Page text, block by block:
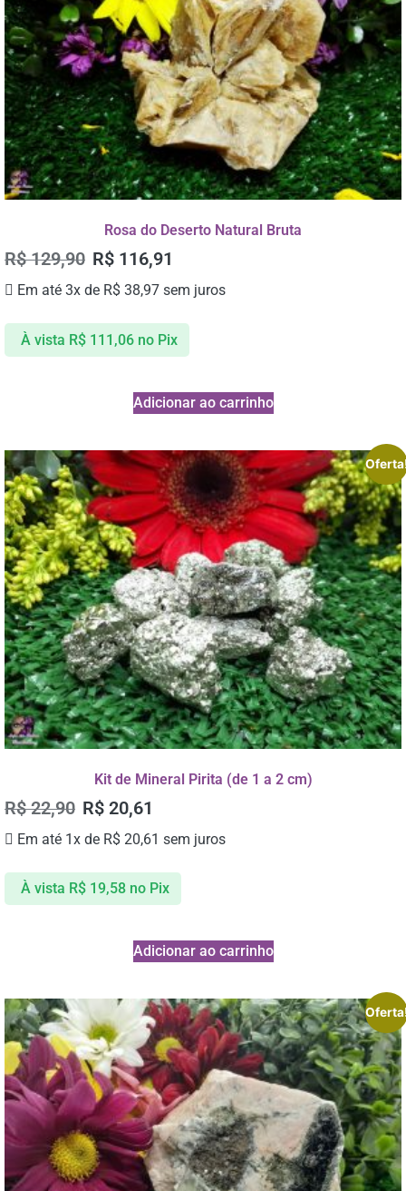
Rosa do Deserto Natural Bruta
R$129,90 R$ 116,91
Em até 3x de R$ 38,97 sem juros
À vista R$111,06 no Pix
Adicionar ao carrinho
Kit de Mineral Pirita (de 1 a 2 cm)
R$22,90 R$ 20,61
Em até 1x de R$ 20,61 sem juros
À vista R$19,58 no Pix
Adicionar ao carrinho